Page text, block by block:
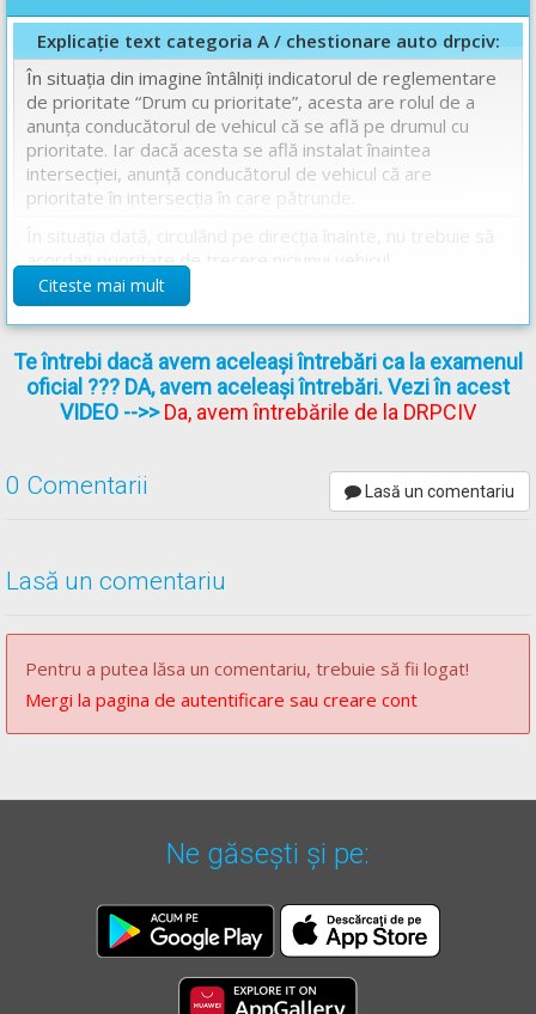
Explicație text categoria A / chestionare auto drpciv:
În situația din imagine întâlniți indicatorul de reglementare
de prioritate “Drum cu prioritate”, acesta are rolul de a
anunța conducătorul de vehicul că se află pe drumul cu
prioritate. Iar dacă acesta se află instalat înaintea
intersecției, anunță conducătorul de vehicul că are
prioritate în intersecția în care pătrunde.
acordați prioritate de trecere niciunui vehicul.
Așadar răspunsul corect este: A
Chestionare auto drpciv categoria A explicate.
Citeste mai mult
Te întrebi dacă avem aceleași întrebări ca la examenul
oficial ??? DA, avem aceleași întrebări. Vezi în acest
VIDEO -->>Da, avem întrebările de la DRPCIV
0 Comentarii Lasă un comentariu
Lasă un comentariu
Pentru a putea lăsa un comentariu, trebuie să fii logat!
Mergi la pagina de autentificare sau creare cont
Ne găsești și pe: